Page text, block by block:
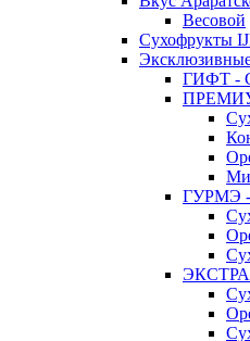
Весовой
Сухофрукты
ГИФТ -
ГУРМЭ -
ЭКСТРА